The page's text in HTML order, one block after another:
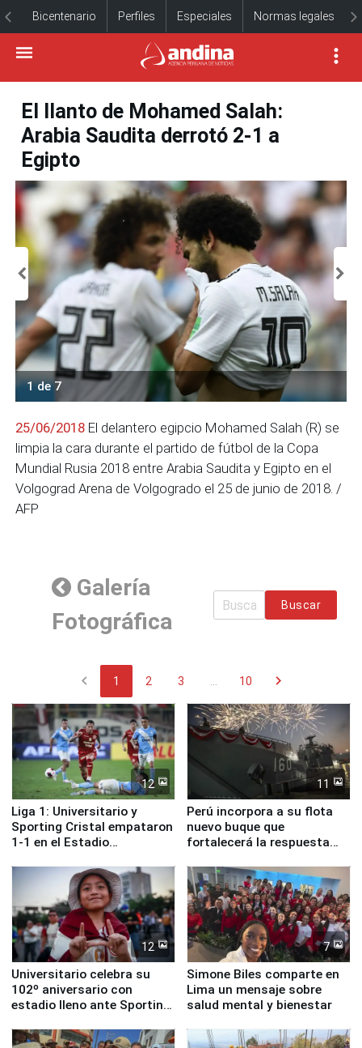
Bicentenario Perfiles Especiales Normas legales
El llanto de Mohamed Salah:
Arabia Saudita derrotó 2-1 a
Egipto
1 de 7
25/06/2018 El delantero egipcio Mohamed Salah (R) se
limpia la cara durante el partido de fútbol de la Copa
Mundial Rusia 2018 entre Arabia Saudita y Egipto en el
Volgograd Arena de Volgogrado el 25 de junio de 2018. /
AFP
Galería
Fotográfica
Buscar
chevron_left 1 2 3 ... 10 chevron_right
12
Liga 1: Universitario y
Sporting Cristal empataron
1-1 en el Estadio
11
Perú incorpora a su flota
nuevo buque que
fortalecerá la respuesta
12
Universitario celebra su
102º aniversario con
estadio lleno ante Sporting
7
Simone Biles comparte en
Lima un mensaje sobre
salud mental y bienestar